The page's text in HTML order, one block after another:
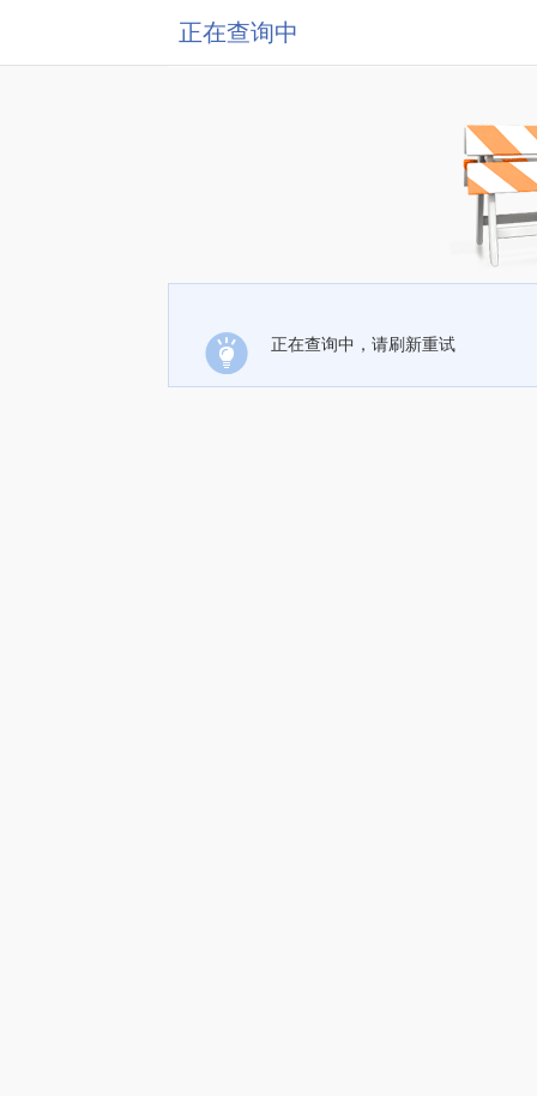
正在查询中
正在查询中，请刷新重试